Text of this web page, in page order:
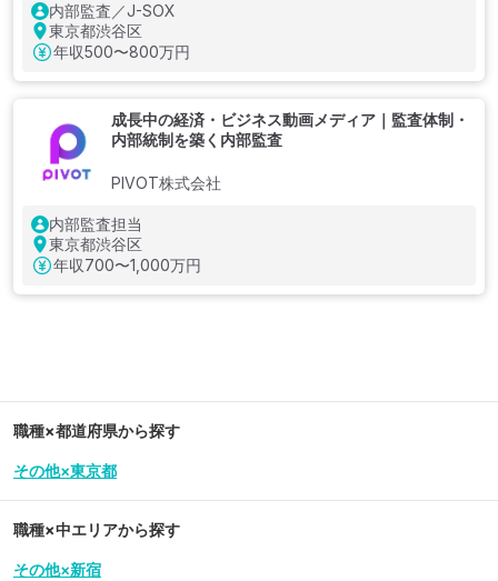
内部監査／J-SOX
東京都渋谷区
年収500〜800万円
成長中の経済・ビジネス動画メディア｜監査体制・
内部統制を築く内部監査
PIVOT株式会社
内部監査担当
東京都渋谷区
年収700〜1,000万円
職種×都道府県から探す
その他×東京都
職種×中エリアから探す
その他×新宿